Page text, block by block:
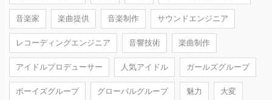
音楽家 楽曲提供 音楽制作 サウンドエンジニア
レコーディングエンジニア 音響技術 楽曲制作
アイドルプロデューサー 人気アイドル ガールズグループ
ボーイズグループ グローバルグループ 魅力 大変